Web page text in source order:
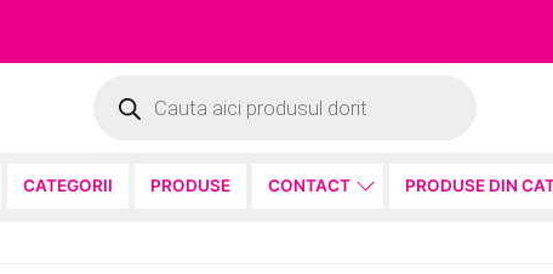
search
CATEGORII PRODUSE CONTACT PRODUSE DIN